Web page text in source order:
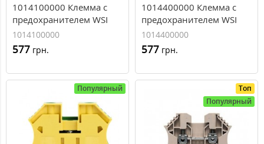
1014100000 Клемма с
предохранителем WSI
6/2/LD 10-36V DC/AC, 6
мм.кв
1014100000
577 грн.
1014400000 Клемма с
предохранителем WSI
6/2/LD 250AC, 6 мм.кв
1014400000
577 грн.
Популярный
Топ
Популярный